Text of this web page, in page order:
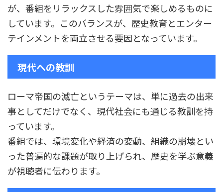
が、番組をリラックスした雰囲気で楽しめるものに
しています。このバランスが、歴史教育とエンター
テインメントを両立させる要因となっています。
現代への教訓
ローマ帝国の滅亡というテーマは、単に過去の出来
事としてだけでなく、現代社会にも通じる教訓を持
っています。
番組では、環境変化や経済の変動、組織の崩壊とい
った普遍的な課題が取り上げられ、歴史を学ぶ意義
が視聴者に伝わります。